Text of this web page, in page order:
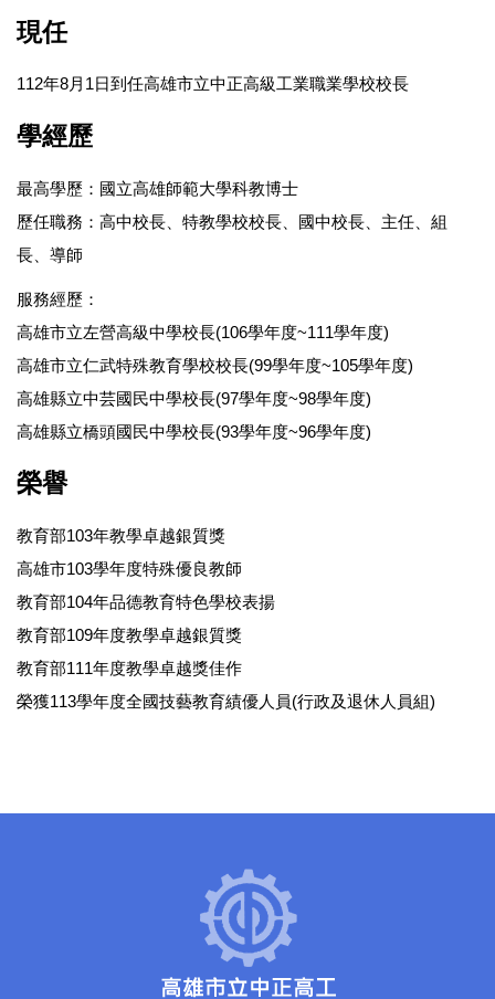
現任
112年8月1日到任高雄市立中正高級工業職業學校校長
學經歷
最高學歷：國立高雄師範大學科教博士
歷任職務：高中校長、特教學校校長、國中校長、主任、組
長、導師
服務經歷：
高雄市立左營高級中學校長(106學年度~111學年度)
高雄市立仁武特殊教育學校校長(99學年度~105學年度)
高雄縣立中芸國民中學校長(97學年度~98學年度)
高雄縣立橋頭國民中學校長(93學年度~96學年度)
榮譽
教育部103年教學卓越銀質獎
高雄市103學年度特殊優良教師
教育部104年品德教育特色學校表揚
教育部109年度教學卓越銀質獎
教育部111年度教學卓越獎佳作
榮獲113學年度全國技藝教育績優人員(行政及退休人員組)